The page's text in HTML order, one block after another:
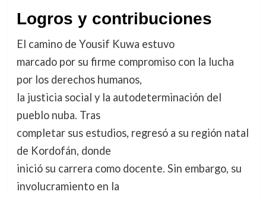
Logros y contribuciones
El camino de Yousif Kuwa estuvo
marcado por su firme compromiso con la lucha
por los derechos humanos,
la justicia social y la autodeterminación del
pueblo nuba. Tras
completar sus estudios, regresó a su región natal
de Kordofán, donde
inició su carrera como docente. Sin embargo, su
involucramiento en la